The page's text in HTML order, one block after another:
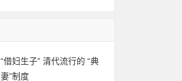
“借妇生子” 清代流行的 “典
妻”制度